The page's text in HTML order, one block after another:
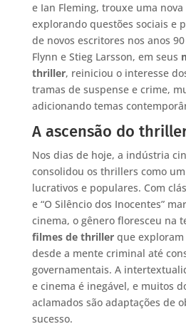
e Ian Fleming, trouxe uma
explorando questões sociais e
de novos escritores nos anos
Flynn e Stieg Larsson, em seus
thriller, reiniciou o interesse
tramas de suspense e crime,
adicionando temas
A ascensão do
Nos dias de hoje, a indústria
consolidou os thrillers como
lucrativos e populares. Com
e “O Silêncio dos Inocentes”
cinema, o gênero floresceu na
filmes de thrillerque exploram
desde a mente criminal até
governamentais. A
e cinema é inegável, e muitos
aclamados são adaptações de
sucesso.